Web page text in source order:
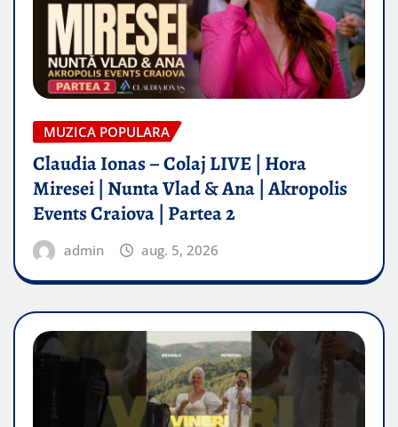
MUZICA POPULARA
Claudia Ionas – Colaj LIVE | Hora
Miresei | Nunta Vlad & Ana | Akropolis
Events Craiova | Partea 2
admin aug. 5, 2026